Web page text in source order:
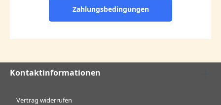
Zahlungsbedingungen
Kontaktinformationen
Vertrag widerrufen